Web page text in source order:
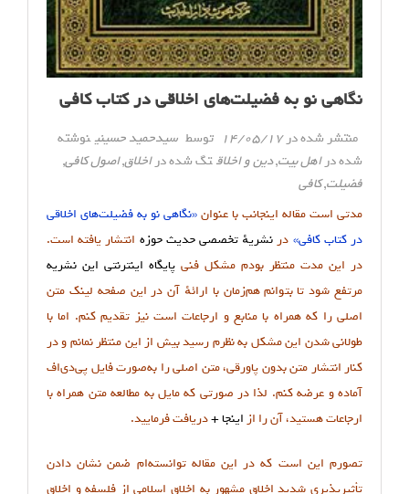
نگاهی نو به فضیلت‌های اخلاقی در کتاب کافی
منتشر شده در14/05/17 توسط سیدحمید حسینی نوشته
شده دراهل بیت,دین و اخلاق تگ شده دراخلاق,اصول کافی,
فضیلت,کافی
مدتی است مقاله اینجانب با عنوان«نگاهی نو به فضیلت‌های اخلاقی
در کتاب کافی» درنشریهٔ تخصصی حدیث حوزه انتشار یافته است.
در این مدت منتظر بودم مشکل فنی پایگاه اینترنتی این نشریه
مرتفع شود تا بتوانم هم‌زمان با ارائهٔ آن در این صفحه لینک متن
اصلی را که همراه با منابع و ارجاعات است نیز تقدیم کنم. اما با
طولانی شدن این مشکل به نظرم رسید بیش از این منتظر نمانم و در
کنار انتشار متن بدون پاورقی، متن اصلی را به‌صورت فایل پی‌دی‌اف
آماده و عرضه کنم. لذا در صورتی که مایل به مطالعه متن همراه با
ارجاعات هستید، آن را ازاینجا +دریافت فرمایید.
تصورم این است که در این مقاله توانسته‌ام ضمن نشان دادن
تأثیرپذیری شدید اخلاق مشهور به اخلاق اسلامی از فلسفه و اخلاق